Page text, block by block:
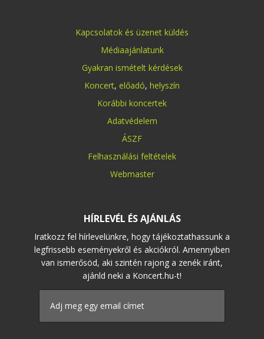
Kapcsolatok és üzenet küldés
Médiaajánlatunk
Gyakran ismételt kérdések
Koncert, előadó, helyszín
Korábbi koncertek
Adatvédelem
ÁSZF
Felhasználási feltételek
Webmaster
HÍRLEVÉL ÉS AJÁNLÁS
Iratkozz fel hírlevelünkre, hogy tájékoztathassunk a
legfrissebb eseményekről és akciókról. Amennyiben
van ismerősöd, aki szintén rajong a zenék iránt,
ajánld neki a Koncert.hu-t!